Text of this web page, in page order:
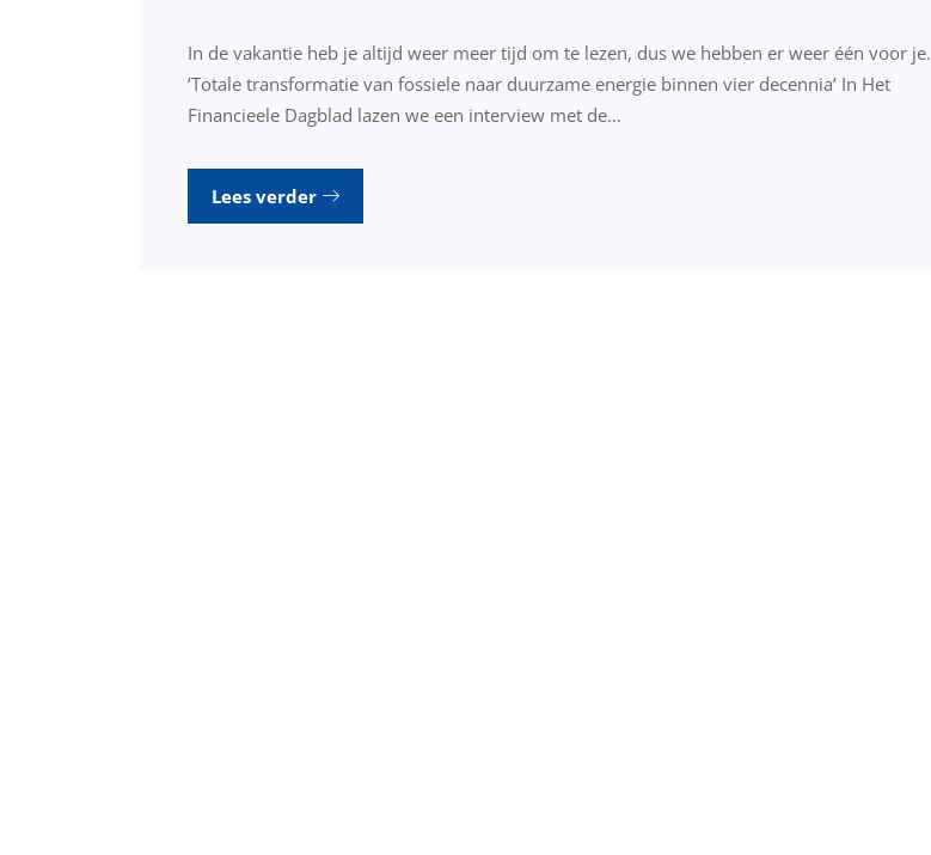
In de vakantie heb je altijd weer meer tijd om te lezen, dus we hebben er weer één voor je.
‘Totale transformatie van fossiele naar duurzame energie binnen vier decennia’ In Het
Financieele Dagblad lazen we een interview met de…
Lees verder